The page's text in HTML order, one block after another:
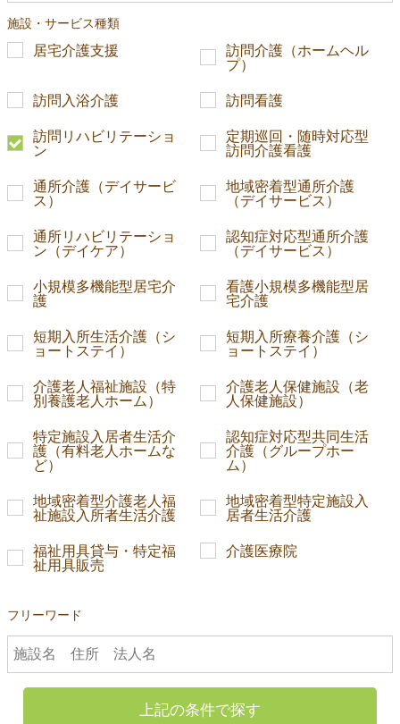
施設・サービス種類
居宅介護支援
訪問介護（ホームヘル
プ）
訪問入浴介護 訪問看護
訪問リハビリテーショ
ン
定期巡回・随時対応型
訪問介護看護
通所介護（デイサービ
ス）
地域密着型通所介護
（デイサービス）
通所リハビリテーショ
ン（デイケア）
認知症対応型通所介護
（デイサービス）
小規模多機能型居宅介
護
看護小規模多機能型居
宅介護
短期入所生活介護（シ
ョートステイ）
短期入所療養介護（シ
ョートステイ）
介護老人福祉施設（特
別養護老人ホーム）
介護老人保健施設（老
人保健施設）
特定施設入居者生活介
護（有料老人ホームな
ど）
認知症対応型共同生活
介護（グループホー
ム）
地域密着型介護老人福
祉施設入所者生活介護
地域密着型特定施設入
居者生活介護
福祉用具貸与・特定福
祉用具販売
介護医療院
フリーワード
上記の条件で探す